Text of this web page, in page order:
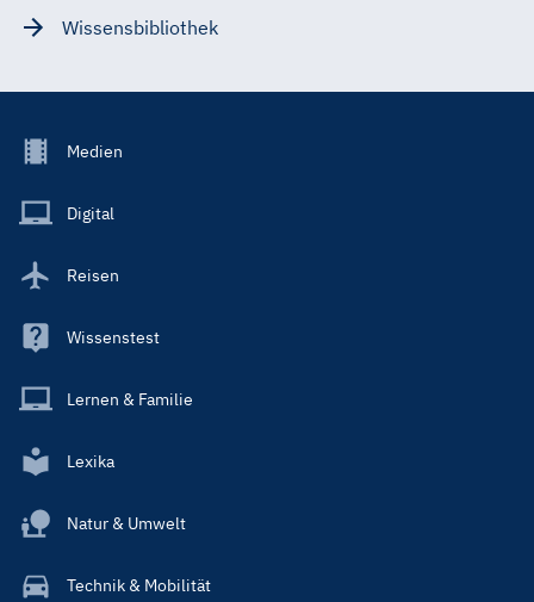
Wissensbibliothek
Footer
Main
Medien
Digital
Reisen
Wissenstest
Lernen & Familie
Lexika
Natur & Umwelt
Technik & Mobilität